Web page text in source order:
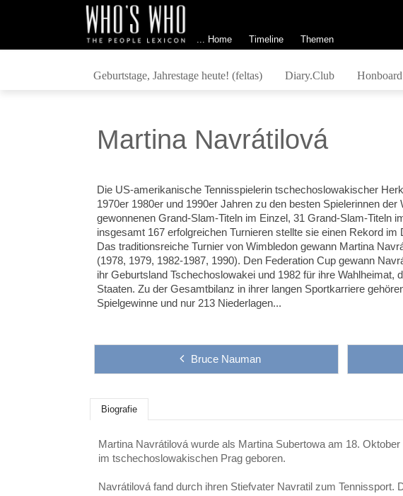
... Home Timeline Themen
Geburtstage, Jahrestage heute! (feltas) Diary.Club
Martina Navrátilová
Die US-amerikanische Tennisspielerin tschechoslowakischer
1970er 1980er und 1990er Jahren zu den besten Spielerinnen der
gewonnenen Grand-Slam-Titeln im Einzel, 31 Grand-Slam-Titeln
insgesamt 167 erfolgreichen Turnieren stellte sie einen Rekord im
Das traditionsreiche Turnier von Wimbledon gewann Martina
(1978, 1979, 1982-1987, 1990). Den Federation Cup gewann
ihr Geburtsland Tschechoslowakei und 1982 für ihre Wahlheimat,
Staaten. Zu der Gesamtbilanz in ihrer langen Sportkarriere
Spielgewinne und nur 213 Niederlagen...
Bruce Nauman
Biografie
Martina Navrátilová wurde als Martina Subertowa am 18.
im tschechoslowakischen Prag geboren.
Navrátilová fand durch ihren Stiefvater Navratil zum Tennissport.